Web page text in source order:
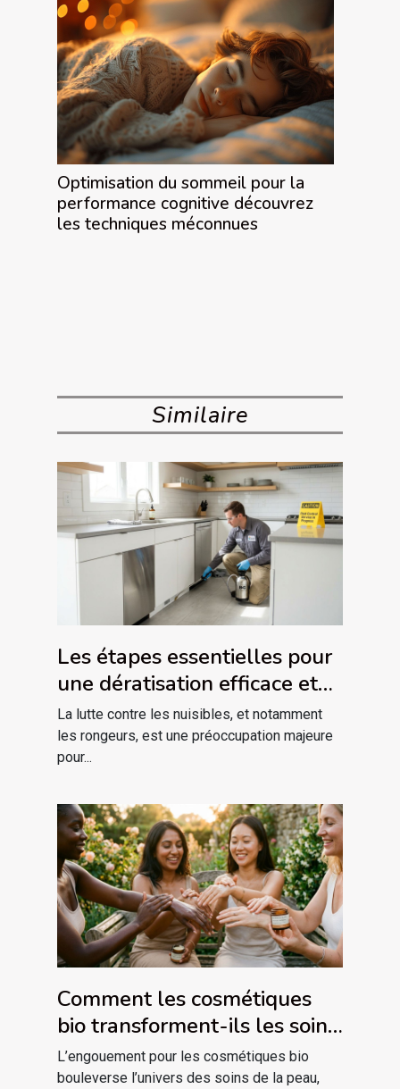
Optimisation du sommeil pour la
performance cognitive découvrez
les techniques méconnues
Similaire
Les étapes essentielles pour
une dératisation efficace et
sécurisée
La lutte contre les nuisibles, et notamment
les rongeurs, est une préoccupation majeure
pour...
Comment les cosmétiques
bio transforment-ils les soins
de la peau ?
L’engouement pour les cosmétiques bio
bouleverse l’univers des soins de la peau,